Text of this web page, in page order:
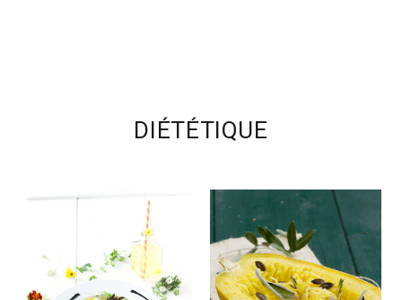
DIÉTÉTIQUE